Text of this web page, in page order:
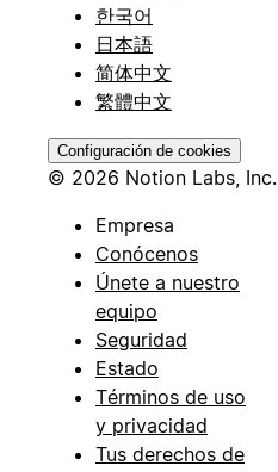
한국어
日本語
简体中文
繁體中文
Configuración de cookies
© 2026 Notion Labs, Inc.
Empresa
Conócenos
Únete a nuestro
equipo
Seguridad
Estado
Términos de uso
y privacidad
Tus derechos de